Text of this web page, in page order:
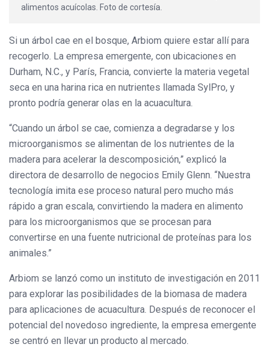
alimentos acuícolas. Foto de cortesía.
Si un árbol cae en el bosque, Arbiom quiere estar allí para
recogerlo. La empresa emergente, con ubicaciones en
Durham, N.C., y París, Francia, convierte la materia vegetal
seca en una harina rica en nutrientes llamada SylPro, y
pronto podría generar olas en la acuacultura.
“Cuando un árbol se cae, comienza a degradarse y los
microorganismos se alimentan de los nutrientes de la
madera para acelerar la descomposición,” explicó la
directora de desarrollo de negocios Emily Glenn. “Nuestra
tecnología imita ese proceso natural pero mucho más
rápido a gran escala, convirtiendo la madera en alimento
para los microorganismos que se procesan para
convertirse en una fuente nutricional de proteínas para los
animales.”
Arbiom se lanzó como un instituto de investigación en 2011
para explorar las posibilidades de la biomasa de madera
para aplicaciones de acuacultura. Después de reconocer el
potencial del novedoso ingrediente, la empresa emergente
se centró en llevar un producto al mercado.